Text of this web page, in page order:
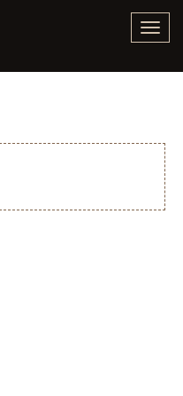
Toggle